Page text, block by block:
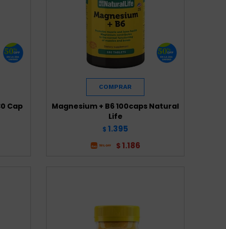
Cap
Magnesium + B6 100caps Natural
Life
$ 1.395
$ 1.186